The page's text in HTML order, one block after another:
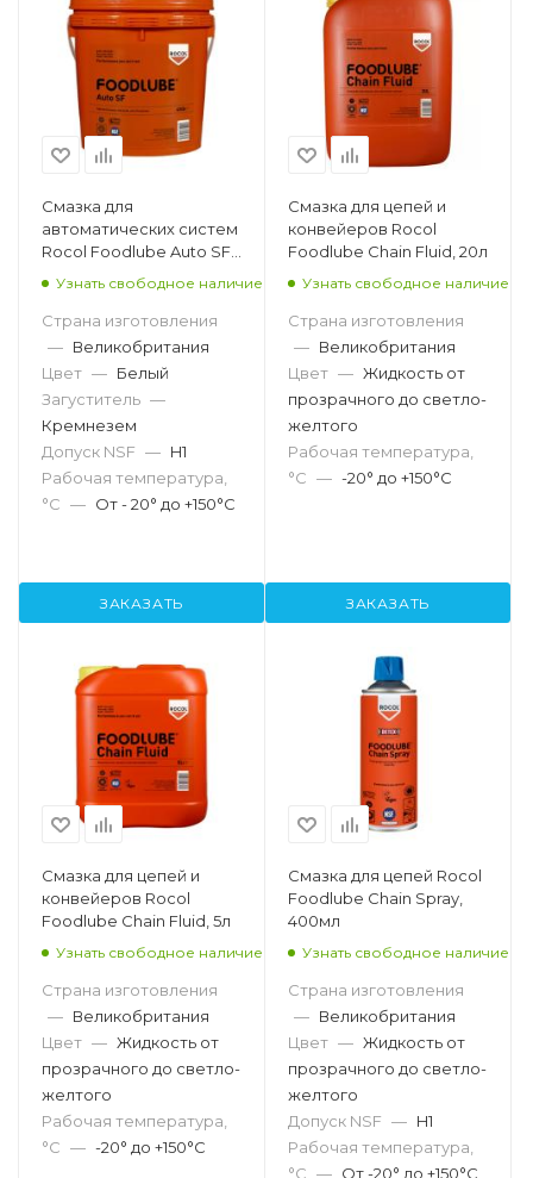
Смазка для
автоматических систем
Rocol Foodlube Auto SF,
Узнать свободное наличие
Страна изготовления
— Великобритания
Цвет — Белый
Загуститель —
Кремнезем
Допуск NSF — H1
Рабочая температура,
°С — От - 20° до +150°C
ЗАКАЗАТЬ
Смазка для цепей и
конвейеров Rocol
Foodlube Chain Fluid, 20л
Узнать свободное наличие
Страна изготовления
— Великобритания
Цвет — Жидкость от
прозрачного до светло-
желтого
Рабочая температура,
°С — -20° до +150°C
ЗАКАЗАТЬ
Смазка для цепей и
конвейеров Rocol
Foodlube Chain Fluid, 5л
Узнать свободное наличие
Страна изготовления
— Великобритания
Цвет — Жидкость от
прозрачного до светло-
желтого
Рабочая температура,
°С — -20° до +150°C
Смазка для цепей Rocol
Foodlube Chain Spray,
400мл
Узнать свободное наличие
Страна изготовления
— Великобритания
Цвет — Жидкость от
прозрачного до светло-
желтого
Допуск NSF — H1
Рабочая температура,
°С — От -20° до +150°C